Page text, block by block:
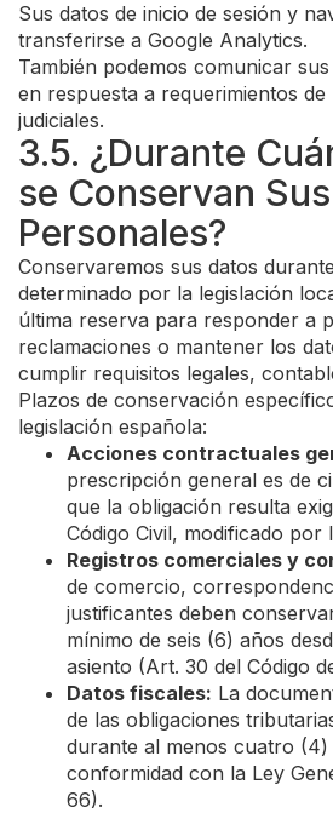
Sus datos de inicio de sesión y
transferirse a Google Analytics.
También podemos comunicar
en respuesta a requerimientos de
judiciales.
3.5. ¿Durante
se Conservan
Personales?
Conservaremos sus datos
determinado por la legislación
última reserva para responder a
reclamaciones o mantener los
cumplir requisitos legales,
Plazos de conservación
legislación española:
Acciones contractuales
prescripción general es de
que la obligación resulta
Código Civil, modificado por
Registros comerciales y
de comercio,
justificantes deben
mínimo de seis (6) años
asiento (Art. 30 del Código
Datos fiscales: La
de las obligaciones
durante al menos cuatro (4)
conformidad con la Ley
66).